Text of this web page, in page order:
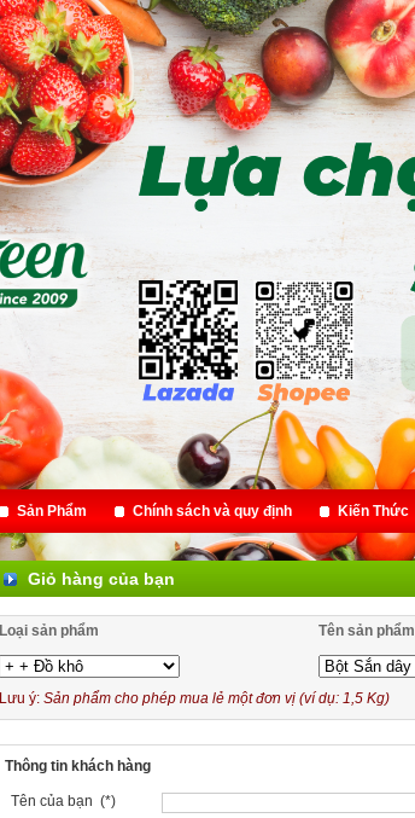
Sản Phẩm Chính sách và quy định Kiến Thức
Giỏ hàng của bạn
Loại sản phẩm Tên sản phẩm
Lưu ý: Sản phẩm cho phép mua lẻ một đơn vị (ví dụ: 1,5 Kg)
Thông tin khách hàng
Tên của bạn (*)